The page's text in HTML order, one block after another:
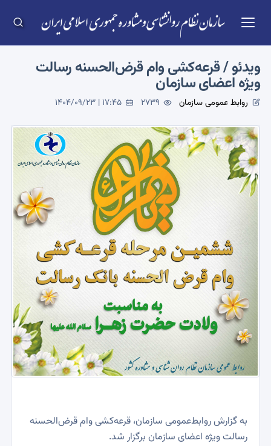
ویدئو / قرعه‌کشی وام قرض‌الحسنه رسالت
ویژه اعضای سازمان
روابط عمومی سازمان 2739
1404/09/23 | 17:45
به گزارش روابط‌عمومی سازمان، قرعه‌کشی وام قرض‌الحسنه
رسالت ویژه اعضای سازمان برگزار شد.